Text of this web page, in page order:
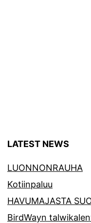
LATEST NEWS
LUONNONRAUHA
Kotiinpaluu
HAVUMAJASTA
BirdWayn